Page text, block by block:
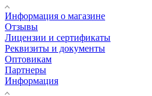
Информация о магазине
Отзывы
Лицензии и сертификаты
Реквизиты и документы
Оптовикам
Партнеры
Информация